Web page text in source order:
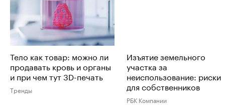
Тело как товар: можно ли
продавать кровь и органы
и при чем тут 3D-печать
Тренды
Изъятие земельного
участка за
неиспользование: риски
для собственников
РБК Компании